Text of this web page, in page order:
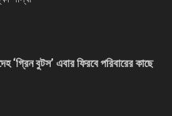
‘গ্রিন বুটস’ এবার ফিরবে পরিবারের কাছে